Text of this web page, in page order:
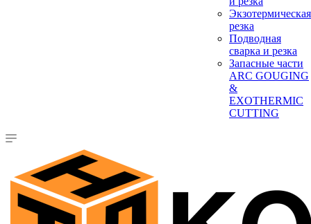
Экзотермическая
резка
Подводная
сварка и резка
Запасные части
ARC GOUGING
&
EXOTHERMIC
CUTTING